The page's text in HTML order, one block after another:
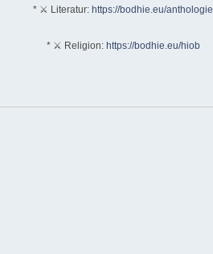
* ⚔ Literatur: https://bodhie.eu/anthologie
* ⚔ Religion: https://bodhie.eu/hiob